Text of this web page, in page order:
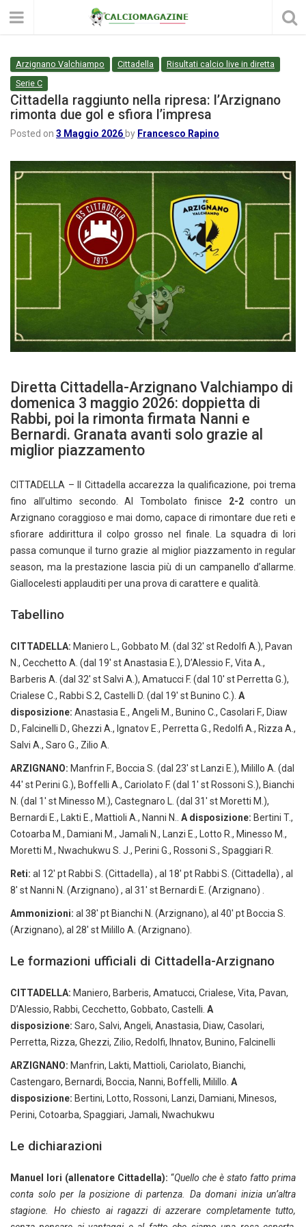
Arzignano Valchiampo Cittadella
Risultati calcio live in diretta
Serie C
Cittadella raggiunto nella ripresa: l’Arzignano
rimonta due gol e sfiora l’impresa
Posted on 3 Maggio 2026 by Francesco Rapino
Diretta Cittadella-Arzignano Valchiampo di
domenica 3 maggio 2026: doppietta di
Rabbi, poi la rimonta firmata Nanni e
Bernardi. Granata avanti solo grazie al
miglior piazzamento
CITTADELLA – Il Cittadella accarezza la qualificazione, poi trema
fino all’ultimo secondo. Al Tombolato finisce 2-2contro un
Arzignano coraggioso e mai domo, capace di rimontare due reti e
sfiorare addirittura il colpo grosso nel finale. La squadra di Iori
passa comunque il turno grazie al miglior piazzamento in regular
season, ma la prestazione lascia più di un campanello d’allarme.
Giallocelesti applauditi per una prova di carattere e qualità.
Tabellino
CITTADELLA: Maniero L., Gobbato M. (dal 32′ st Redolfi A.), Pavan
N., Cecchetto A. (dal 19′ st Anastasia E.), D’Alessio F., Vita A.,
Barberis A. (dal 32′ st Salvi A.), Amatucci F. (dal 10′ st Perretta G.),
Crialese C., Rabbi S.2, Castelli D. (dal 19′ st Bunino C.). A
disposizione: Anastasia E., Angeli M., Bunino C., Casolari F., Diaw
D., Falcinelli D., Ghezzi A., Ignatov E., Perretta G., Redolfi A., Rizza A.,
Salvi A., Saro G., Zilio A.
ARZIGNANO: Manfrin F., Boccia S. (dal 23′ st Lanzi E.), Milillo A. (dal
44′ st Perini G.), Boffelli A., Cariolato F. (dal 1′ st Rossoni S.), Bianchi
N. (dal 1′ st Minesso M.), Castegnaro L. (dal 31′ st Moretti M.),
Bernardi E., Lakti E., Mattioli A., Nanni N.. A disposizione: Bertini T.,
Cotoarba M., Damiani M., Jamali N., Lanzi E., Lotto R., Minesso M.,
Moretti M., Nwachukwu S. J., Perini G., Rossoni S., Spaggiari R.
Reti: al 12′ pt Rabbi S. (Cittadella) , al 18′ pt Rabbi S. (Cittadella) , al
8′ st Nanni N. (Arzignano) , al 31′ st Bernardi E. (Arzignano) .
Ammonizioni: al 38′ pt Bianchi N. (Arzignano), al 40′ pt Boccia S.
(Arzignano), al 28′ st Milillo A. (Arzignano).
Le formazioni ufficiali di Cittadella-Arzignano
CITTADELLA: Maniero, Barberis, Amatucci, Crialese, Vita, Pavan,
D’Alessio, Rabbi, Cecchetto, Gobbato, Castelli. A
disposizione: Saro, Salvi, Angeli, Anastasia, Diaw, Casolari,
Perretta, Rizza, Ghezzi, Zilio, Redolfi, Ihnatov, Bunino, Falcinelli
ARZIGNANO: Manfrin, Lakti, Mattioli, Cariolato, Bianchi,
Castengaro, Bernardi, Boccia, Nanni, Boffelli, Milillo. A
disposizione: Bertini, Lotto, Rossoni, Lanzi, Damiani, Minesos,
Perini, Cotoarba, Spaggiari, Jamali, Nwachukwu
Le dichiarazioni
Manuel Iori (allenatore Cittadella): “Quello che è stato fatto prima
conta solo per la posizione di partenza. Da domani inizia un’altra
stagione. Ho chiesto ai ragazzi di azzerare completamente tutto,